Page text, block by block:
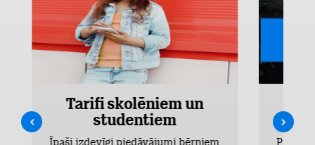
Tarifi skolēniem un
studentiem